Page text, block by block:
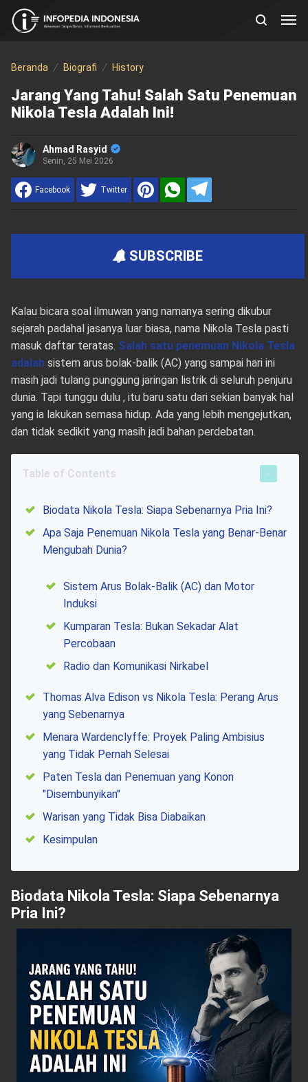
Beranda Biografi History
Jarang Yang Tahu! Salah Satu Penemuan
Nikola Tesla Adalah Ini!
Ahmad Rasyid
Senin, 25 Mei 2026
Facebook Twitter
SUBSCRIBE
Kalau bicara soal ilmuwan yang namanya sering dikubur
sejarah padahal jasanya luar biasa, nama Nikola Tesla pasti
masuk daftar teratas. Salah satu penemuan Nikola Tesla
adalahsistem arus bolak-balik (AC) yang sampai hari ini
masih jadi tulang punggung jaringan listrik di seluruh penjuru
dunia. Tapi tunggu dulu , itu baru satu dari sekian banyak hal
yang ia lakukan semasa hidup. Ada yang lebih mengejutkan,
dan tidak sedikit yang masih jadi bahan perdebatan.
Table of Contents
Biodata Nikola Tesla: Siapa Sebenarnya Pria Ini?
Apa Saja Penemuan Nikola Tesla yang Benar-Benar
Mengubah Dunia?
Sistem Arus Bolak-Balik (AC) dan Motor
Induksi
Kumparan Tesla: Bukan Sekadar Alat
Percobaan
Radio dan Komunikasi Nirkabel
Thomas Alva Edison vs Nikola Tesla: Perang Arus
yang Sebenarnya
Menara Wardenclyffe: Proyek Paling Ambisius
yang Tidak Pernah Selesai
Paten Tesla dan Penemuan yang Konon
"Disembunyikan"
Warisan yang Tidak Bisa Diabaikan
Kesimpulan
Biodata Nikola Tesla: Siapa Sebenarnya
Pria Ini?